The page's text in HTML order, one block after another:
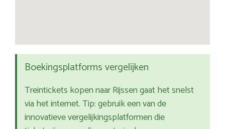
Boekingsplatforms vergelijken
Treintickets kopen naar Rijssen gaat het snelst
via het internet. Tip: gebruik een van de
innovatieve vergelijkingsplatformen die